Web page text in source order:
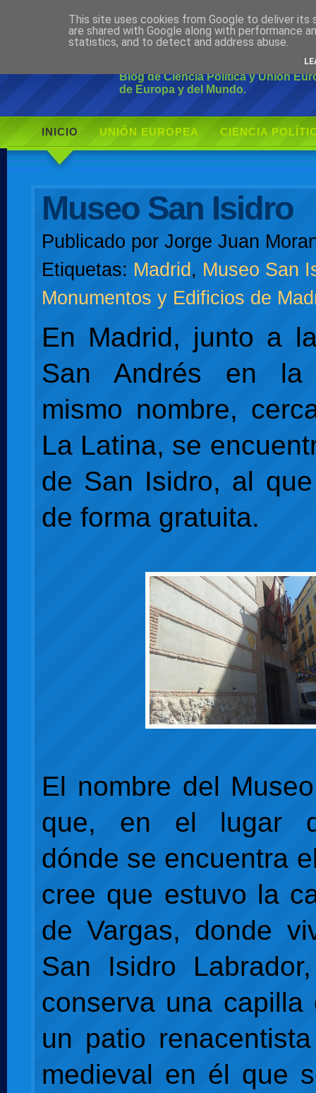
Ciudadano
Blog de Ciencia Política y Unión
de Europa y del Mundo.
INICIO UNIÓN EUROPEA CIENCIA
Museo San Isidro
Publicado por Jorge Juan
Etiquetas: Madrid, Museo San
Monumentos y Edificios de
En Madrid, junto a
San Andrés en
mismo nombre,
La Latina, se
de San Isidro, al
de forma gratuita.
El nombre del
que, en el lugar
dónde se encuentra
cree que estuvo la
de Vargas, donde
San Isidro
conserva una
un patio
medieval en él que
This site uses cookies from Google to deliver its
are shared with Google along with performance
statistics, and to detect and address abuse.